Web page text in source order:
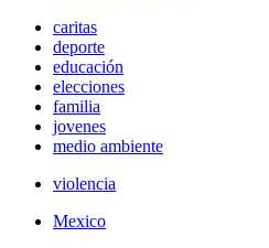
caritas
deporte
educación
elecciones
familia
jovenes
medio ambiente
violencia
Mexico